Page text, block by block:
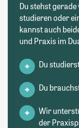
Du stehst
studieren oder
kannst auch
und Praxis im
Du
Du
Wir
der